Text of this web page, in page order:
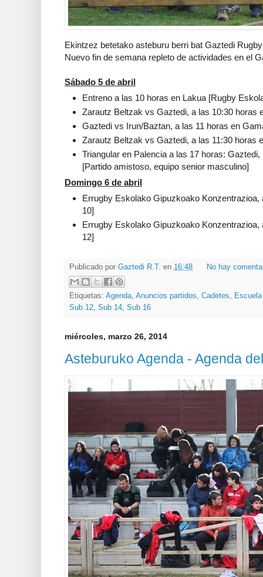
Ekintzez betetako asteburu berri bat Gaztedi
Nuevo fin de semana repleto de actividades en el
Sábado 5 de abril
Entreno a las 10 horas en Lakua [Rugby
Zarautz Beltzak vs Gaztedi, a las 10:30 horas
Gaztedi vs Irun/Baztan, a las 11 horas en
Zarautz Beltzak vs Gaztedi, a las 11:30 horas
Triangular en Palencia a las 17 horas:
[Partido amistoso, equipo senior masculino]
Domingo 6 de abril
Errugby Eskolako Gipuzkoako Konzentrazioa,
10]
Errugby Eskolako Gipuzkoako Konzentrazioa,
12]
Publicado por Gaztedi R.T. en 16:48 No hay
Etiquetas: Agenda, Anuncios partidos, Cadetes,
Sub 12, Sub 14, Sub 16
miércoles, marzo 26, 2014
Asteburuko Agenda - Agenda